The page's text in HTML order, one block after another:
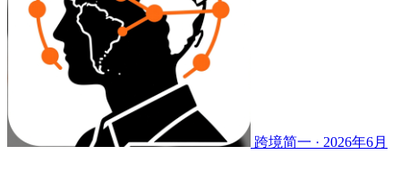
跨境简一 · 2026年6月